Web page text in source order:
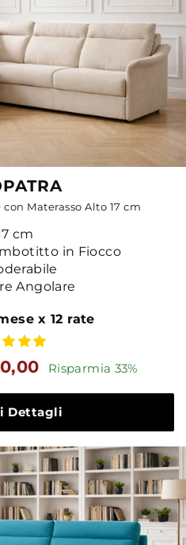
Materasso Alto 17 cm
cm
in Fiocco
Angolare
x 12 rate
Risparmia 33%
Dettagli